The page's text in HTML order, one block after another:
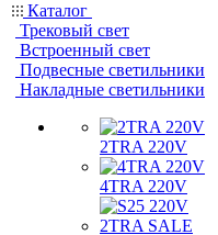
Каталог
Трековый свет
Встроенный свет
Подвесные светильники
Накладные светильники
2TRA 220V
4TRA 220V